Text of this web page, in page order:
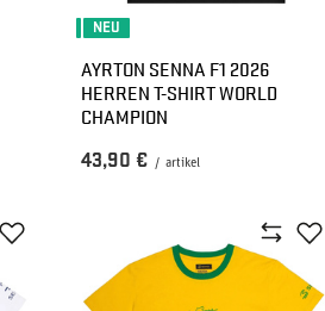
NEU
AYRTON SENNA F1 2026
HERREN T-SHIRT WORLD
CHAMPION
43,90 € / artikel